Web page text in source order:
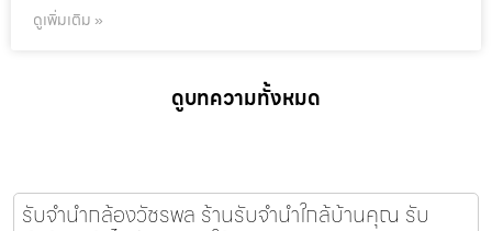
ดูเพิ่มเติม »
ดูบทความทั้งหมด
รับจำนำกล้องวัชรพล ร้านรับจำนำใกล้บ้านคุณ รับ